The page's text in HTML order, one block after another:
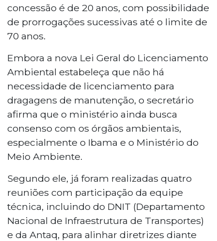
concessão é de 20 anos, com possibilidade
de prorrogações sucessivas até o limite de
70 anos.
Embora a nova Lei Geral do Licenciamento
Ambiental estabeleça que não há
necessidade de licenciamento para
dragagens de manutenção, o secretário
afirma que o ministério ainda busca
consenso com os órgãos ambientais,
especialmente o Ibama e o Ministério do
Meio Ambiente.
Segundo ele, já foram realizadas quatro
reuniões com participação da equipe
técnica, incluindo do DNIT (Departamento
Nacional de Infraestrutura de Transportes)
e da Antaq, para alinhar diretrizes diante